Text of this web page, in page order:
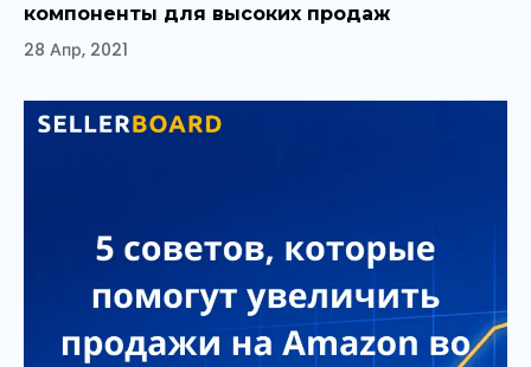
компоненты для высоких продаж
28 Апр, 2021